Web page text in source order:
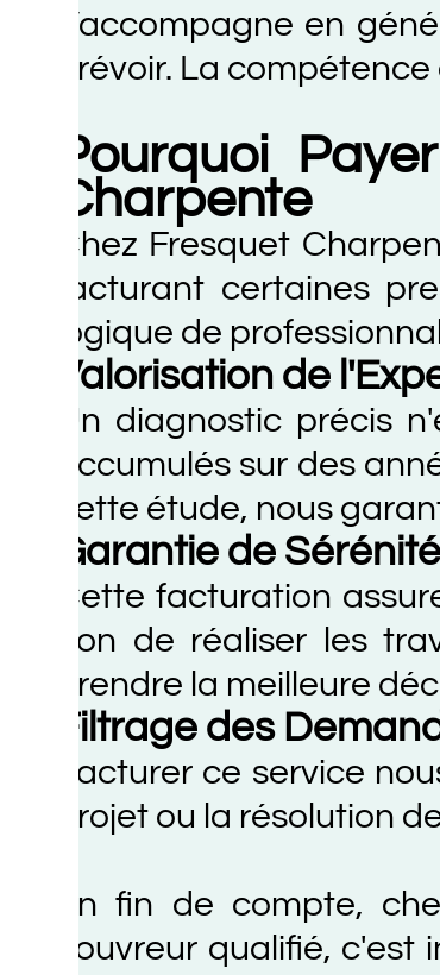
en général
La compétence de
Payer
Fresquet Charpente,
certaines
de
de
diagnostic précis n'est
sur des années,
étude, nous
de Sérénité
facturation assure
de réaliser les
la meilleure
des Demandes
ce service nous
ou la résolution de
fin de compte, chez
qualifié, c'est